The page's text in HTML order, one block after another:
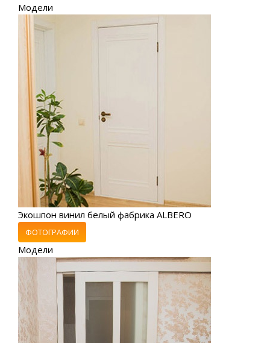
Модели
Экошпон винил белый фабрика ALBERO
ФОТОГРАФИИ
Модели